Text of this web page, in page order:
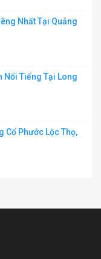
Nhất Tại Quảng
Nổi Tiếng Tại Long
Cổ Phước Lộc Thọ,